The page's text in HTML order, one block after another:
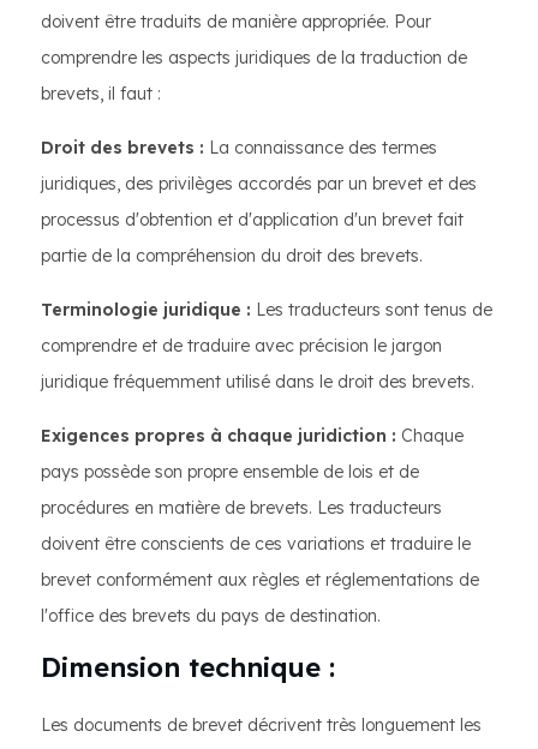
doivent être traduits de manière appropriée. Pour
comprendre les aspects juridiques de la traduction de
brevets, il faut :
Droit des brevets : La connaissance des termes
juridiques, des privilèges accordés par un brevet et des
processus d'obtention et d'application d'un brevet fait
partie de la compréhension du droit des brevets.
Terminologie juridique : Les traducteurs sont tenus de
comprendre et de traduire avec précision le jargon
juridique fréquemment utilisé dans le droit des brevets.
Exigences propres à chaque juridiction : Chaque
pays possède son propre ensemble de lois et de
procédures en matière de brevets. Les traducteurs
doivent être conscients de ces variations et traduire le
brevet conformément aux règles et réglementations de
l'office des brevets du pays de destination.
Dimension technique :
Les documents de brevet décrivent très longuement les